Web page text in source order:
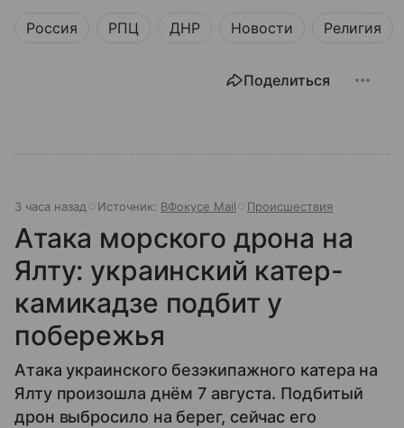
Россия РПЦ ДНР Новости Религия
Поделиться
3 часа назад Источник: ВФокусе Mail Происшествия
Атака морского дрона на
Ялту: украинский катер-
камикадзе подбит у
побережья
Атака украинского безэкипажного катера на
Ялту произошла днём 7 августа. Подбитый
дрон выбросило на берег, сейчас его